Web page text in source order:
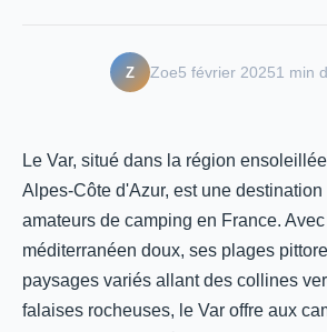
Z Zoe5 février 20251 min
Le Var, situé dans la région
Alpes-Côte d'Azur, est une
amateurs de camping en France.
méditerranéen doux, ses plages
paysages variés allant des collines
falaises rocheuses, le Var offre aux